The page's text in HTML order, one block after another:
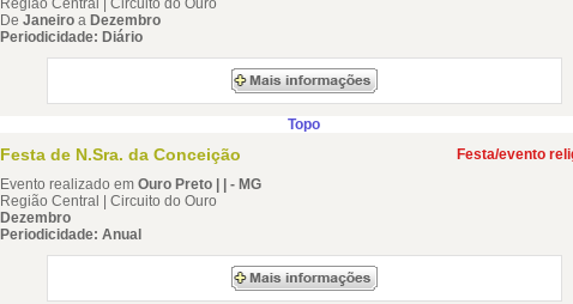
Região Central | Circuito do Ouro
De Janeiro a Dezembro
Periodicidade: Diário
Topo
Festa de N.Sra. da Conceição
Festa/evento
Evento realizado em Ouro Preto | | - MG
Região Central | Circuito do Ouro
Dezembro
Periodicidade: Anual